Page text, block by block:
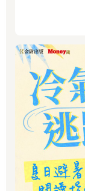
脅漸漸減輕，但在
今仍未改善。這引
而愈來愈嚴重的所
債務增加的不良結
象，是造成世界上
惡化與全球金融危
社會中的不平等情
能生病，且較不可
Covid-19也對不同
能源價格的崩跌而
者與企業轉採居家
構性差異，還有一
會制度的差異，採